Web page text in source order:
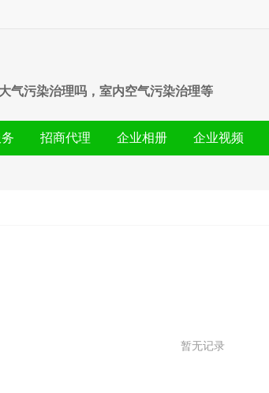
气污染治理吗，室内空气污染治理等
招商代理 企业相册 企业视频
暂无记录